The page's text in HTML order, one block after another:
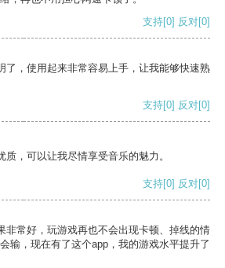
支持[0] 反对[0]
了，使用起来非常容易上手，让我能够快速熟
支持[0] 反对[0]
，可以让我尽情享受音乐的魅力。
支持[0] 反对[0]
非常好，玩游戏再也不会出现卡顿、掉线的情
输，现在有了这个app，我的游戏水平提升了